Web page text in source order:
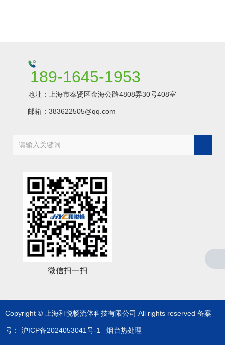
189-1645-1953
地址：上海市奉贤区金海公路4808弄30号408室
邮箱：383622505@qq.com
微信扫一扫
Copyright © 上海和悦畅流体科技有限公司 All rights reserved 备案
号： 沪ICP备2024053041号-1 烟台热处理